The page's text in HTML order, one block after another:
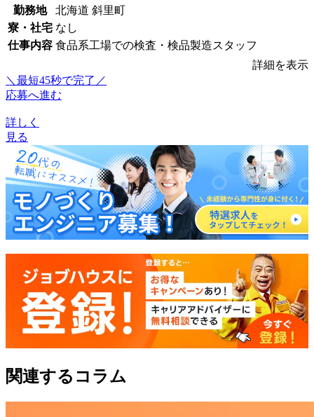
勤務地
北海道 斜里町
寮・社宅 なし
仕事内容 食品系工場での検査・検品製造スタッフ
詳細を表示
＼最短45秒で完了／
応募へ進む
詳しく
見る
関連するコラム